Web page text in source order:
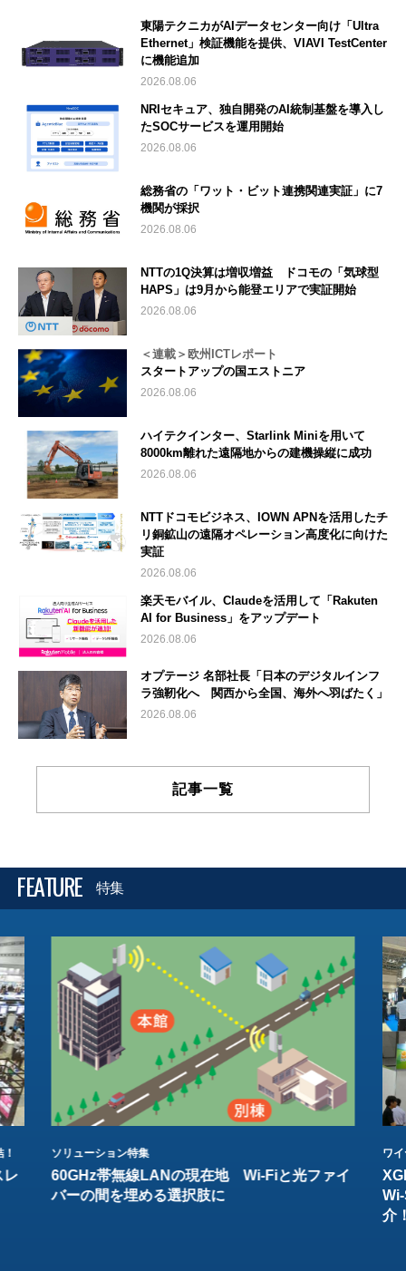
東陽テクニカがAIデータセンター向け「Ultra
Ethernet」検証機能を提供、VIAVI TestCenter
に機能追加
2026.08.06
NRIセキュア、独自開発のAI統制基盤を導入し
たSOCサービスを運用開始
2026.08.06
総務省の「ワット・ビット連携関連実証」に7
機関が採択
2026.08.06
NTTの1Q決算は増収増益 ドコモの「気球型
HAPS」は9月から能登エリアで実証開始
2026.08.06
＜連載＞欧州ICTレポート
スタートアップの国エストニア
2026.08.06
ハイテクインター、Starlink Miniを用いて
8000km離れた遠隔地からの建機操縦に成功
2026.08.06
NTTドコモビジネス、IOWN APNを活用したチ
リ銅鉱山の遠隔オペレーション高度化に向けた
実証
2026.08.06
楽天モバイル、Claudeを活用して「Rakuten
AI for Business」をアップデート
2026.08.06
オプテージ 名部社長「日本のデジタルインフ
ラ強靭化へ 関西から全国、海外へ羽ばたく」
2026.08.06
記事一覧
FEATURE 特集
レ
ソリューション特集
60GHz帯無線LANの現在地 Wi-Fiと光ファイ
バーの間を埋める選択肢に
ワ
介